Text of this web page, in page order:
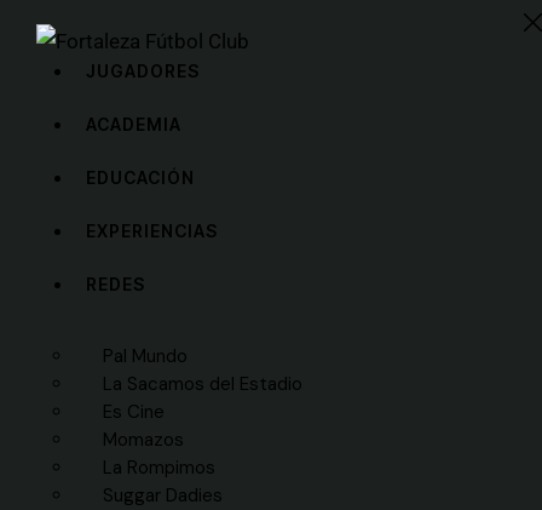
JUGADORES
ACADEMIA
EDUCACIÓN
EXPERIENCIAS
REDES
Pal Mundo
La Sacamos del Estadio
Es Cine
Momazos
La Rompimos
Suggar Dadies